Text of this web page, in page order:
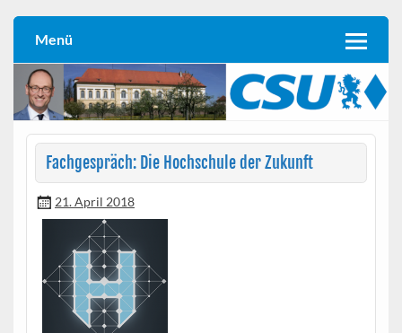
Menü
Fachgespräch: Die Hochschule der Zukunft
21. April 2018